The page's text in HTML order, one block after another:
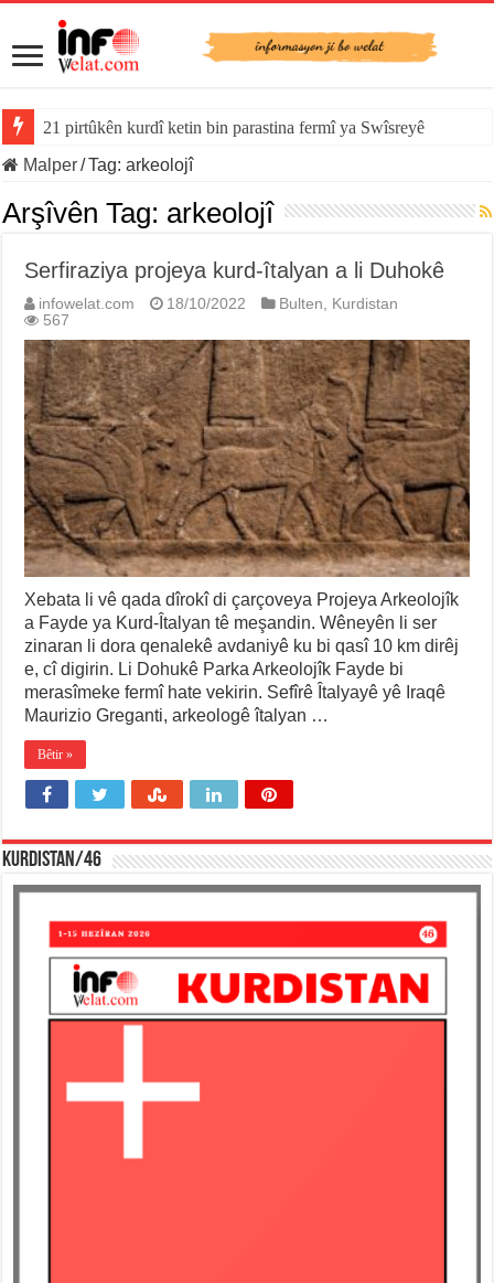
21 pirtûkên kurdî ketin bin parastina fermî ya Swîsreyê
Malper/Tag:arkeolojî
Arşîvên Tag: arkeolojî
Serfiraziya projeya kurd-îtalyan a li Duhokê
infowelat.com 18/10/2022 Bulten, Kurdistan
567
Xebata li vê qada dîrokî di çarçoveya Projeya Arkeolojîk
a Fayde ya Kurd-Îtalyan tê meşandin. Wêneyên li ser
zinaran li dora qenalekê avdaniyê ku bi qasî 10 km dirêj
e, cî digirin. Li Dohukê Parka Arkeolojîk Fayde bi
merasîmeke fermî hate vekirin. Sefîrê Îtalyayê yê Iraqê
Maurizio Greganti, arkeologê îtalyan …
Bêtir »
KURDISTAN/46